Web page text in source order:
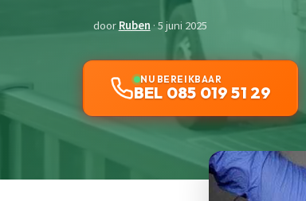
doorRuben · 5 juni 2025
NU BEREIKBAAR
BEL 085 019 51 29